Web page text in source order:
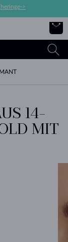
>
14-
MIT D